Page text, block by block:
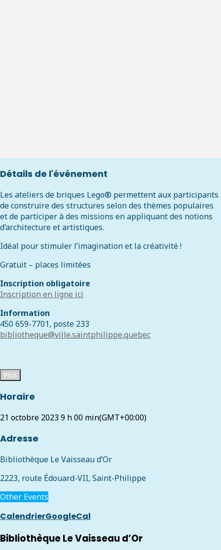
Détails de l'événement
Les ateliers de briques Lego® permettent aux participants
de construire des structures selon des thèmes populaires
et de participer à des missions en appliquant des notions
d’architecture et artistiques.
Idéal pour stimuler l’imagination et la créativité !
Gratuit – places limitées
Inscription obligatoire
Inscription en ligne ici
Information
450 659-7701, poste 233
bibliotheque@ville.saintphilippe.quebec
Plus
Horaire
21 octobre 20239 h 00 min(GMT+00:00)
Adresse
Bibliothèque Le Vaisseau d’Or
2223, route Édouard-VII, Saint-Philippe
Other Events
CalendrierGoogleCal
Bibliothèque Le Vaisseau d’Or